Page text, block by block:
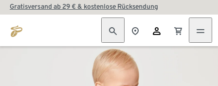
Gratisversand ab 29 € & kostenlose Rücksendung